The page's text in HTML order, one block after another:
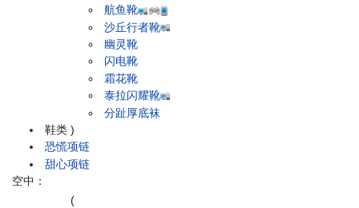
鞋类
航鱼靴
沙丘行者靴
幽灵靴
闪电靴
霜花靴
泰拉闪耀靴
分趾厚底袜
)
恐慌项链
甜心项链
空中：
(